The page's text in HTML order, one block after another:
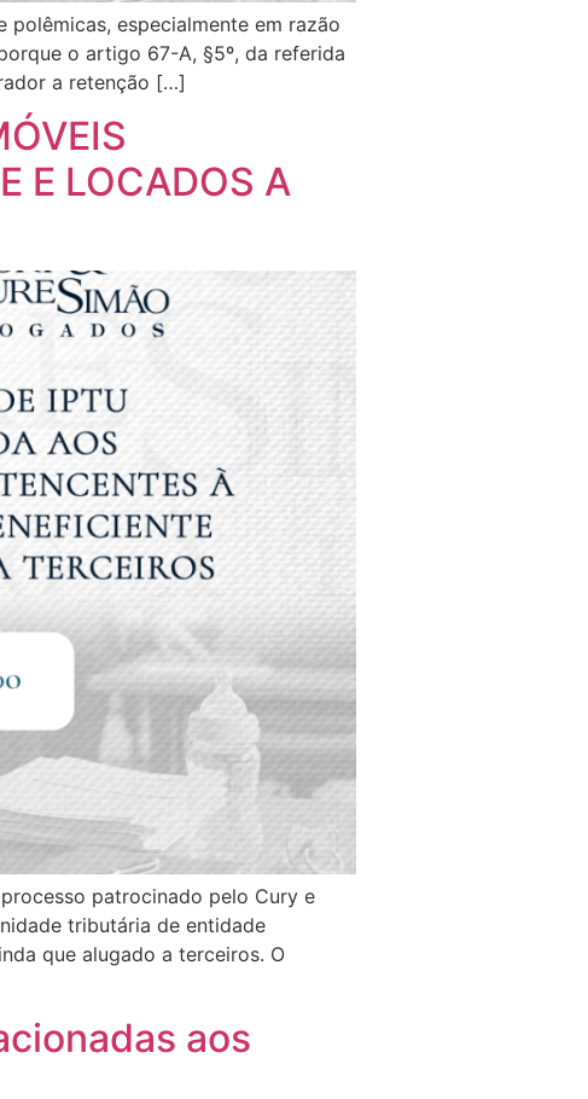
polêmicas, especialmente em razão
o artigo 67-A, §5º, da referida
a retenção […]
E LOCADOS A
patrocinado pelo Cury e
tributária de entidade
que alugado a terceiros. O
aos